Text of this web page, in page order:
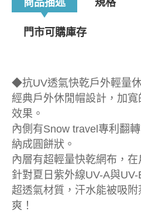
門市可購庫存
◆抗UV透氣快乾戶外輕量
經典戶外休閒帽設計，加
效果。
內側有Snow travel專利翻
納成圓餅狀。
內層有超輕量快乾網布，
針對夏日紫外線UV-A與UV-
超透氣材質，汗水能被吸
爽！